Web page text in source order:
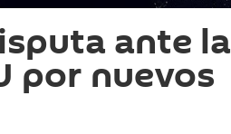
ante la
por nuevos